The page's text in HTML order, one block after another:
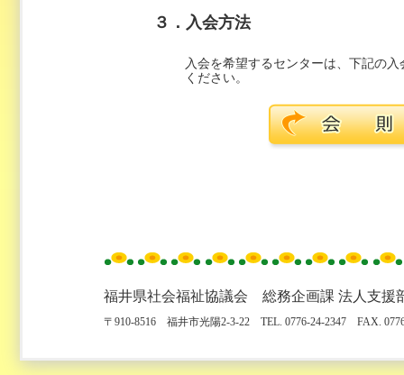
３．入会方法
入会を希望するセンターは、下記の
ください。
福井県社会福祉協議会 総務企画課 法人支援
〒910-8516 福井市光陽2-3-22 TEL. 0776-24-2347 FAX.